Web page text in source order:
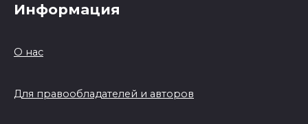
Информация
О нас
Для правообладателей и авторов